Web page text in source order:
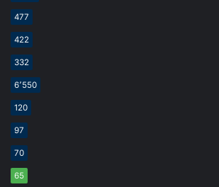
477
422
332
6٬550
120
97
70
65